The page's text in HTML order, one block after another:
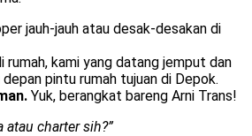
jauh-jauh atau desak-desakan di
rumah, kami yang datang jemput dan
pintu rumah tujuan di Depok.
Yuk, berangkat bareng Arni Trans!
atau charter sih?”